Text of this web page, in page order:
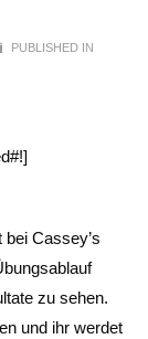
PUBLISHED IN
Cassey’s
zu sehen.
und ihr werdet